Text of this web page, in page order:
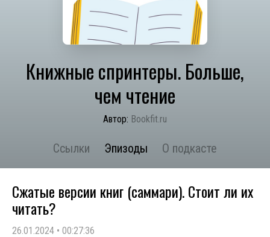
Книжные спринтеры. Больше,
чем чтение
Автор: Bookfit.ru
Ссылки Эпизоды О подкасте
Сжатые версии книг (саммари). Стоит ли их
читать?
26.01.2024 • 00:27:36